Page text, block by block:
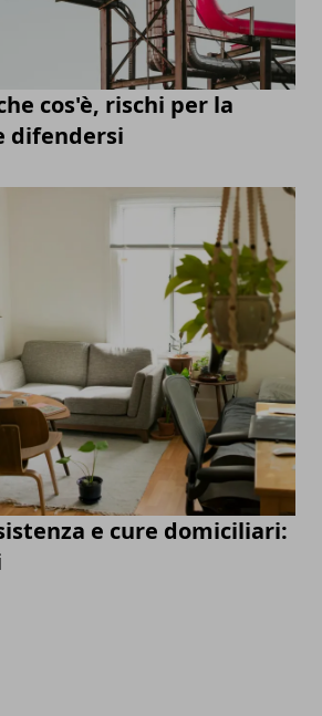
cos'è, rischi per la
difendersi
e cure domiciliari: